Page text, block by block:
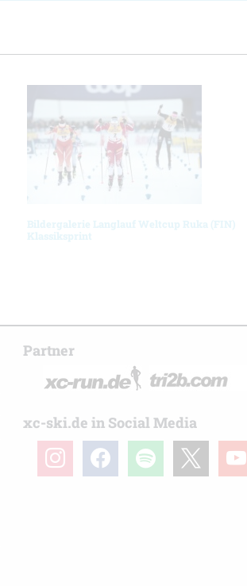
Bildergalerie Langlauf Weltcup Ruka (FIN)
Klassiksprint
Partner
xc-ski.de in Social Media
instagramfacebookspotify